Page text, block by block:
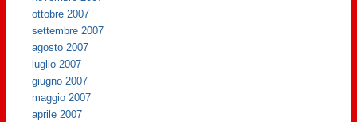
ottobre 2007
settembre 2007
agosto 2007
luglio 2007
giugno 2007
maggio 2007
aprile 2007